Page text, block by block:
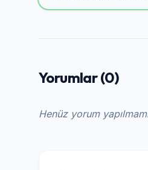
Yorumlar (0)
Henüz yorum